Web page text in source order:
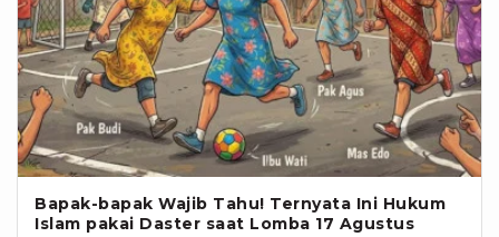
Bapak-bapak Wajib Tahu! Ternyata Ini Hukum
Islam pakai Daster saat Lomba 17 Agustus